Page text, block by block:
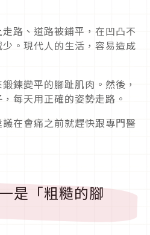
路、道路被鋪平，在凹凸不
。現代人的生活，容易造成
鍊變平的腳趾肌肉。然後，
每天用正確的姿勢走路。
在會痛之前就趕快跟專門醫
是「粗糙的腳